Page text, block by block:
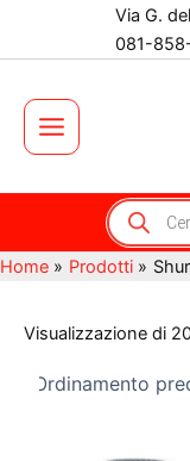
Via G.
081-
Main
Menu
Products
search
Home Prodotti
Visualizzazione di